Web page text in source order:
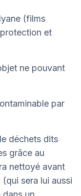
(films
et
ne pouvant
par
déchets dits
grâce au
nettoyé avant
sera lui aussi